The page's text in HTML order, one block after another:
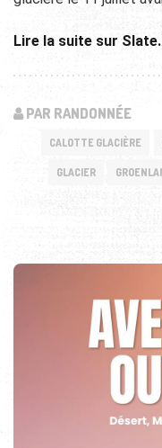
Lire la suite sur
PAR RANDONNÉE
CALOTTE GLACIÈRE
GLACIER